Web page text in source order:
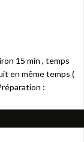
15 min , temps
en même temps (
: